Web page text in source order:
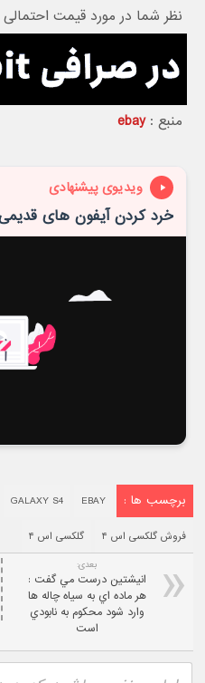
نظر شما در مورد قیمت
منبع :ebay
ویدیوی پیشنهادی
خرد کردن آیفون های
برچسب ها : EBAY
GALAXY S4
فروش گلکسی اس ۴ گلکسی اس ۴
بعدی:
انيشتين درست مي گفت :
هر ماده اي به سياه چاله ها
وارد شود محکوم به نابودي
است